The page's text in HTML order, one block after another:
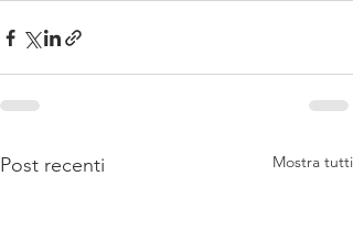
Post recenti Mostra tutti